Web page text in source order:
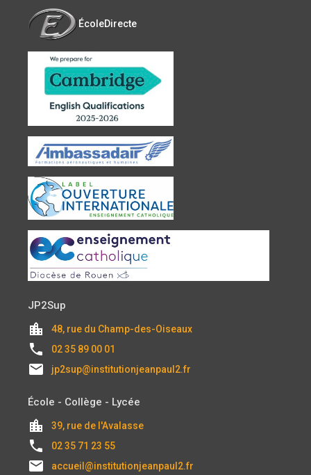
ÉcoleDirecte
JP2Sup
location_city 48, rue du Champ-des-Oiseaux
local_phone 02 35 89 00 01
email jp2sup@institutionjeanpaul2.fr
École - Collège - Lycée
location_city 39, rue de l'Avalasse
local_phone 02 35 71 23 55
email accueil@institutionjeanpaul2.fr